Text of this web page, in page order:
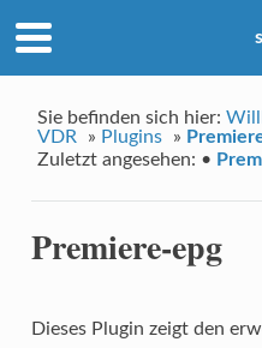
Sie befinden sich hier:
VDR
» Plugins »
Zuletzt angesehen: •
Premiere-epg
Dieses Plugin zeigt den